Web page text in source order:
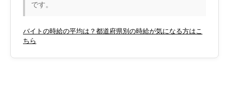
です。
バイトの時給の平均は？都道府県別の時給が気になる方はこ
ちら